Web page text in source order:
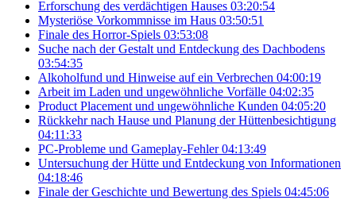
Erforschung des verdächtigen Hauses 03:20:54
Mysteriöse Vorkommnisse im Haus 03:50:51
Finale des Horror-Spiels 03:53:08
Suche nach der Gestalt und Entdeckung des Dachbodens
03:54:35
Alkoholfund und Hinweise auf ein Verbrechen 04:00:19
Arbeit im Laden und ungewöhnliche Vorfälle 04:02:35
Product Placement und ungewöhnliche Kunden 04:05:20
Rückkehr nach Hause und Planung der Hüttenbesichtigung
04:11:33
PC-Probleme und Gameplay-Fehler 04:13:49
Untersuchung der Hütte und Entdeckung von Informationen
04:18:46
Finale der Geschichte und Bewertung des Spiels 04:45:06